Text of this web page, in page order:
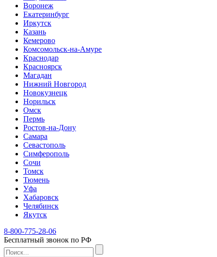
Воронеж
Екатеринбург
Иркутск
Казань
Кемерово
Комсомольск-на-Амуре
Краснодар
Красноярск
Магадан
Нижний Новгород
Новокузнецк
Норильск
Омск
Пермь
Ростов-на-Дону
Самара
Севастополь
Симферополь
Сочи
Томск
Тюмень
Уфа
Хабаровск
Челябинск
Якутск
8-800-775-28-06
Бесплатный звонок по РФ